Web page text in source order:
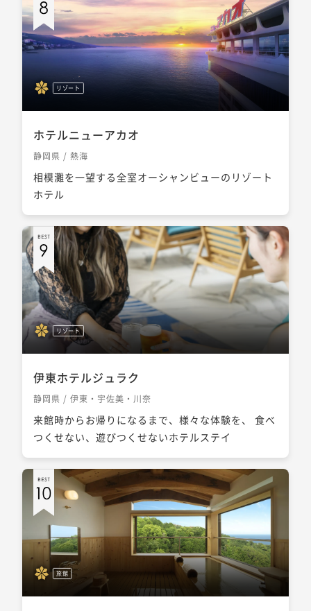
リゾート
ホテルニューアカオ
静岡県 / 熱海
相模灘を一望する全室オーシャンビューのリゾート
ホテル
リゾート
伊東ホテルジュラク
静岡県 / 伊東・宇佐美・川奈
来館時からお帰りになるまで、様々な体験を、 食べ
つくせない、遊びつくせないホテルステイ
旅館